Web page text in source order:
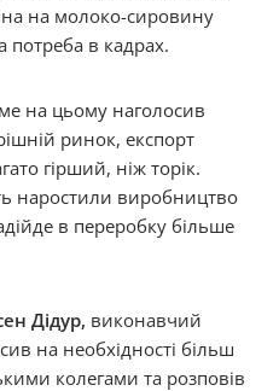
на молоко-сировину
потреба в кадрах.
на цьому наголосив
ринок, експорт
гірший, ніж торік.
наростили виробництво
в переробку більше
Дідур, виконавчий
на необхідності більш
колегами та розповів